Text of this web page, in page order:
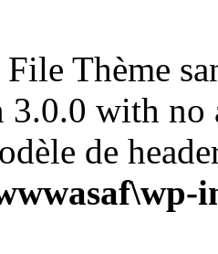
File Thème
3.0.0 with
de